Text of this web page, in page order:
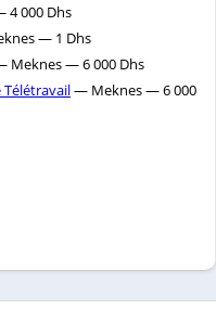
000 Dhs
— 1 Dhs
Meknes — 6 000 Dhs
— Meknes — 6 000